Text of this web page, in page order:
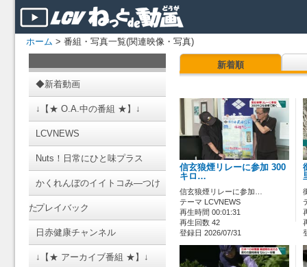
ホーム > 番組・写真一覧(関連映像・写真)
◆新着動画
↓【★ O.A.中の番組 ★】↓
LCVNEWS
Nuts！日常にひと味プラス
かくれんぼのイイトコみ―つけ
たプレイバック
日赤健康チャンネル
↓【★ アーカイブ番組 ★】↓
新着順
信玄狼煙リレーに参加 300
キロ…
信玄狼煙リレーに参加…
テーマ LCVNEWS
再生時間 00:01:31
再生回数 42
登録日 2026/07/31